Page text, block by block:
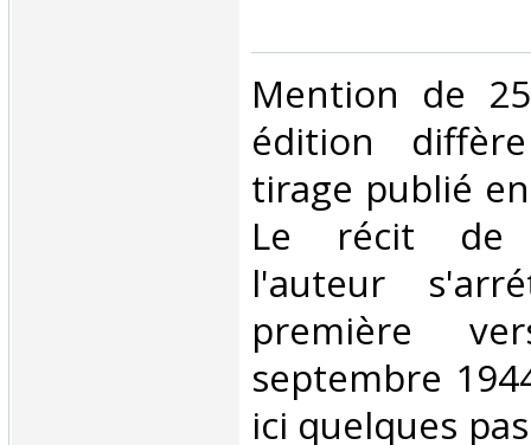
‎Mention de
édition
tirage publié
Le récit de
l'auteur
première
septembre
ici quelques